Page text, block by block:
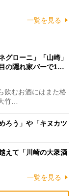
一覧を見る
グローニ」「山崎」
の隠れ家バーで1…
飲むお酒にはまた格
竹…
ろう」や「キヌカツ
えて「川崎の大衆酒
一覧を見る